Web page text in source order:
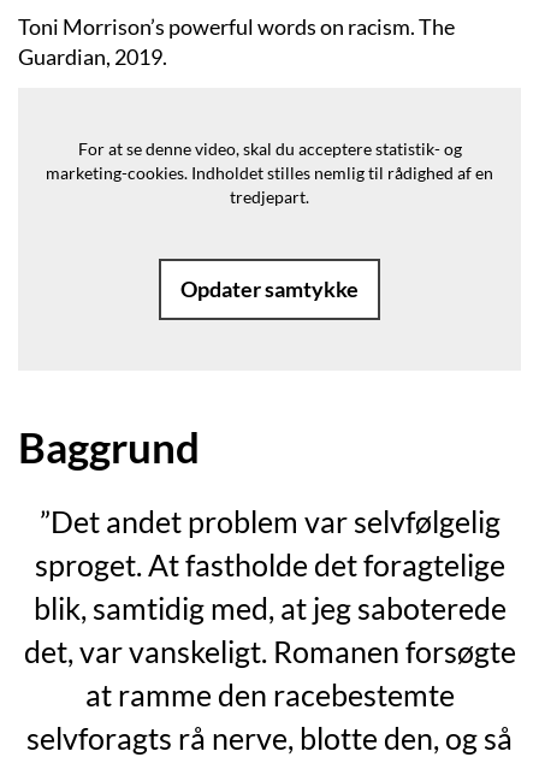
Toni Morrison’s powerful words on racism. The
Guardian, 2019.
For at se denne video, skal du acceptere statistik- og
marketing-cookies. Indholdet stilles nemlig til rådighed af en
tredjepart.
Opdater samtykke
Baggrund
”Det andet problem var selvfølgelig
sproget. At fastholde det foragtelige
blik, samtidig med, at jeg saboterede
det, var vanskeligt. Romanen forsøgte
at ramme den racebestemte
selvforagts rå nerve, blotte den, og så